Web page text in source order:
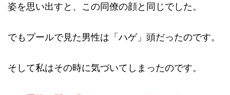
姿を思い出すと、この同僚の顔と同じでした。
でもプールで見た男性は「ハゲ」頭だったのです。
そして私はその時に気づいてしまったのです。